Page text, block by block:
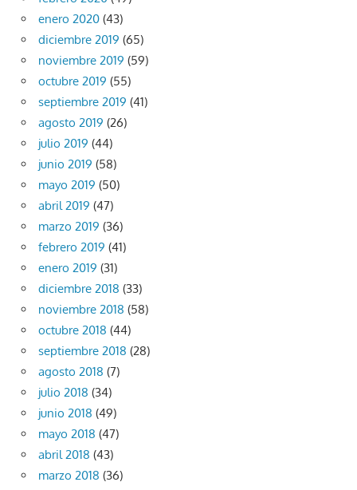
enero 2020 (43)
diciembre 2019 (65)
noviembre 2019 (59)
octubre 2019 (55)
septiembre 2019 (41)
agosto 2019 (26)
julio 2019 (44)
junio 2019 (58)
mayo 2019 (50)
abril 2019 (47)
marzo 2019 (36)
febrero 2019 (41)
enero 2019 (31)
diciembre 2018 (33)
noviembre 2018 (58)
octubre 2018 (44)
septiembre 2018 (28)
agosto 2018 (7)
julio 2018 (34)
junio 2018 (49)
mayo 2018 (47)
abril 2018 (43)
marzo 2018 (36)